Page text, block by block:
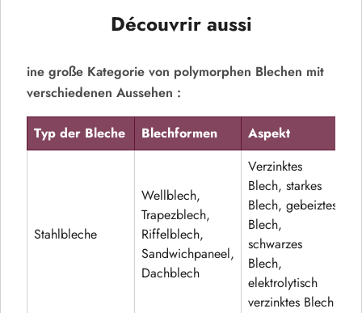
Découvrir aussi
ine große Kategorie von polymorphen Blechen mit
verschiedenen Aussehen :
Typ der Bleche Blechformen Aspekt
Stahlbleche
Wellblech,
Trapezblech,
Riffelblech,
Sandwichpaneel,
Dachblech
Verzinktes
Blech, starkes
Blech, gebeiztes
Blech,
schwarzes
Blech,
elektrolytisch
verzinktes Blech